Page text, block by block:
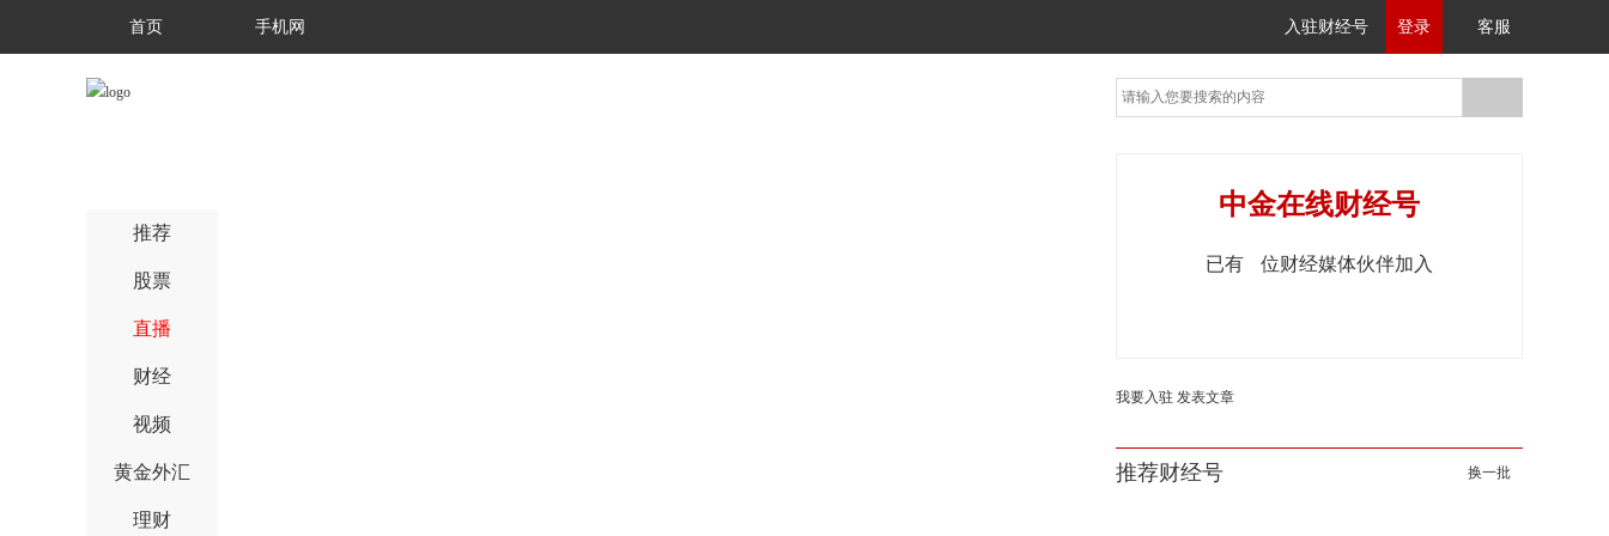
首页 手机网 入驻财经号 登录 客服
推荐
股票
直播
财经
视频
黄金外汇
理财
中金在线财经号
已有 位财经媒体伙伴加入
我要入驻 发表文章
推荐财经号 换一批